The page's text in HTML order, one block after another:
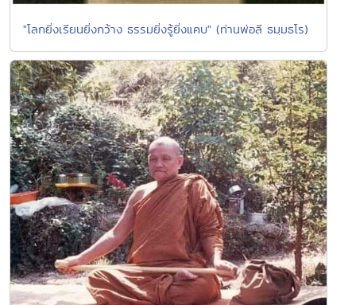
"โลกยิ่งเรียนยิ่งกว้าง ธรรมยิ่งรู้ยิ่งแคบ" (ท่านพ่อลี ธมฺมธโร)